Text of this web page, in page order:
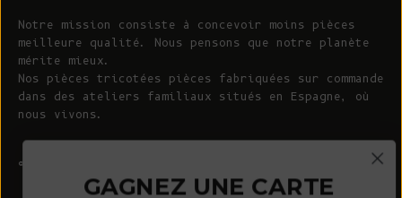
Notre mission consiste à concevoir moins pièces
meilleure qualité. Nous pensons que notre planète
mérite mieux.
Nos pièces tricotées pièces fabriquées sur commande
dans des ateliers familiaux situés en Espagne, où
nous vivons.
© 2026 - L'ENVERS
GAGNEZ UNE CARTE